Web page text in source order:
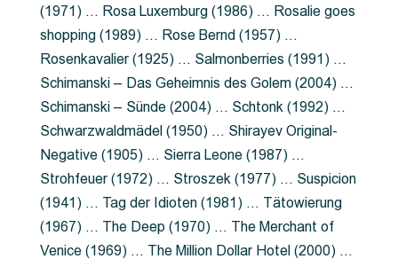
(1971) … Rosa Luxemburg (1986) … Rosalie goes
shopping (1989) … Rose Bernd (1957) …
Rosenkavalier (1925) … Salmonberries (1991) …
Schimanski – Das Geheimnis des Golem (2004) …
Schimanski – Sünde (2004) … Schtonk (1992) …
Schwarzwaldmädel (1950) … Shirayev Original-
Negative (1905) … Sierra Leone (1987) …
Strohfeuer (1972) … Stroszek (1977) … Suspicion
(1941) … Tag der Idioten (1981) … Tätowierung
(1967) … The Deep (1970) … The Merchant of
Venice (1969) … The Million Dollar Hotel (2000) …